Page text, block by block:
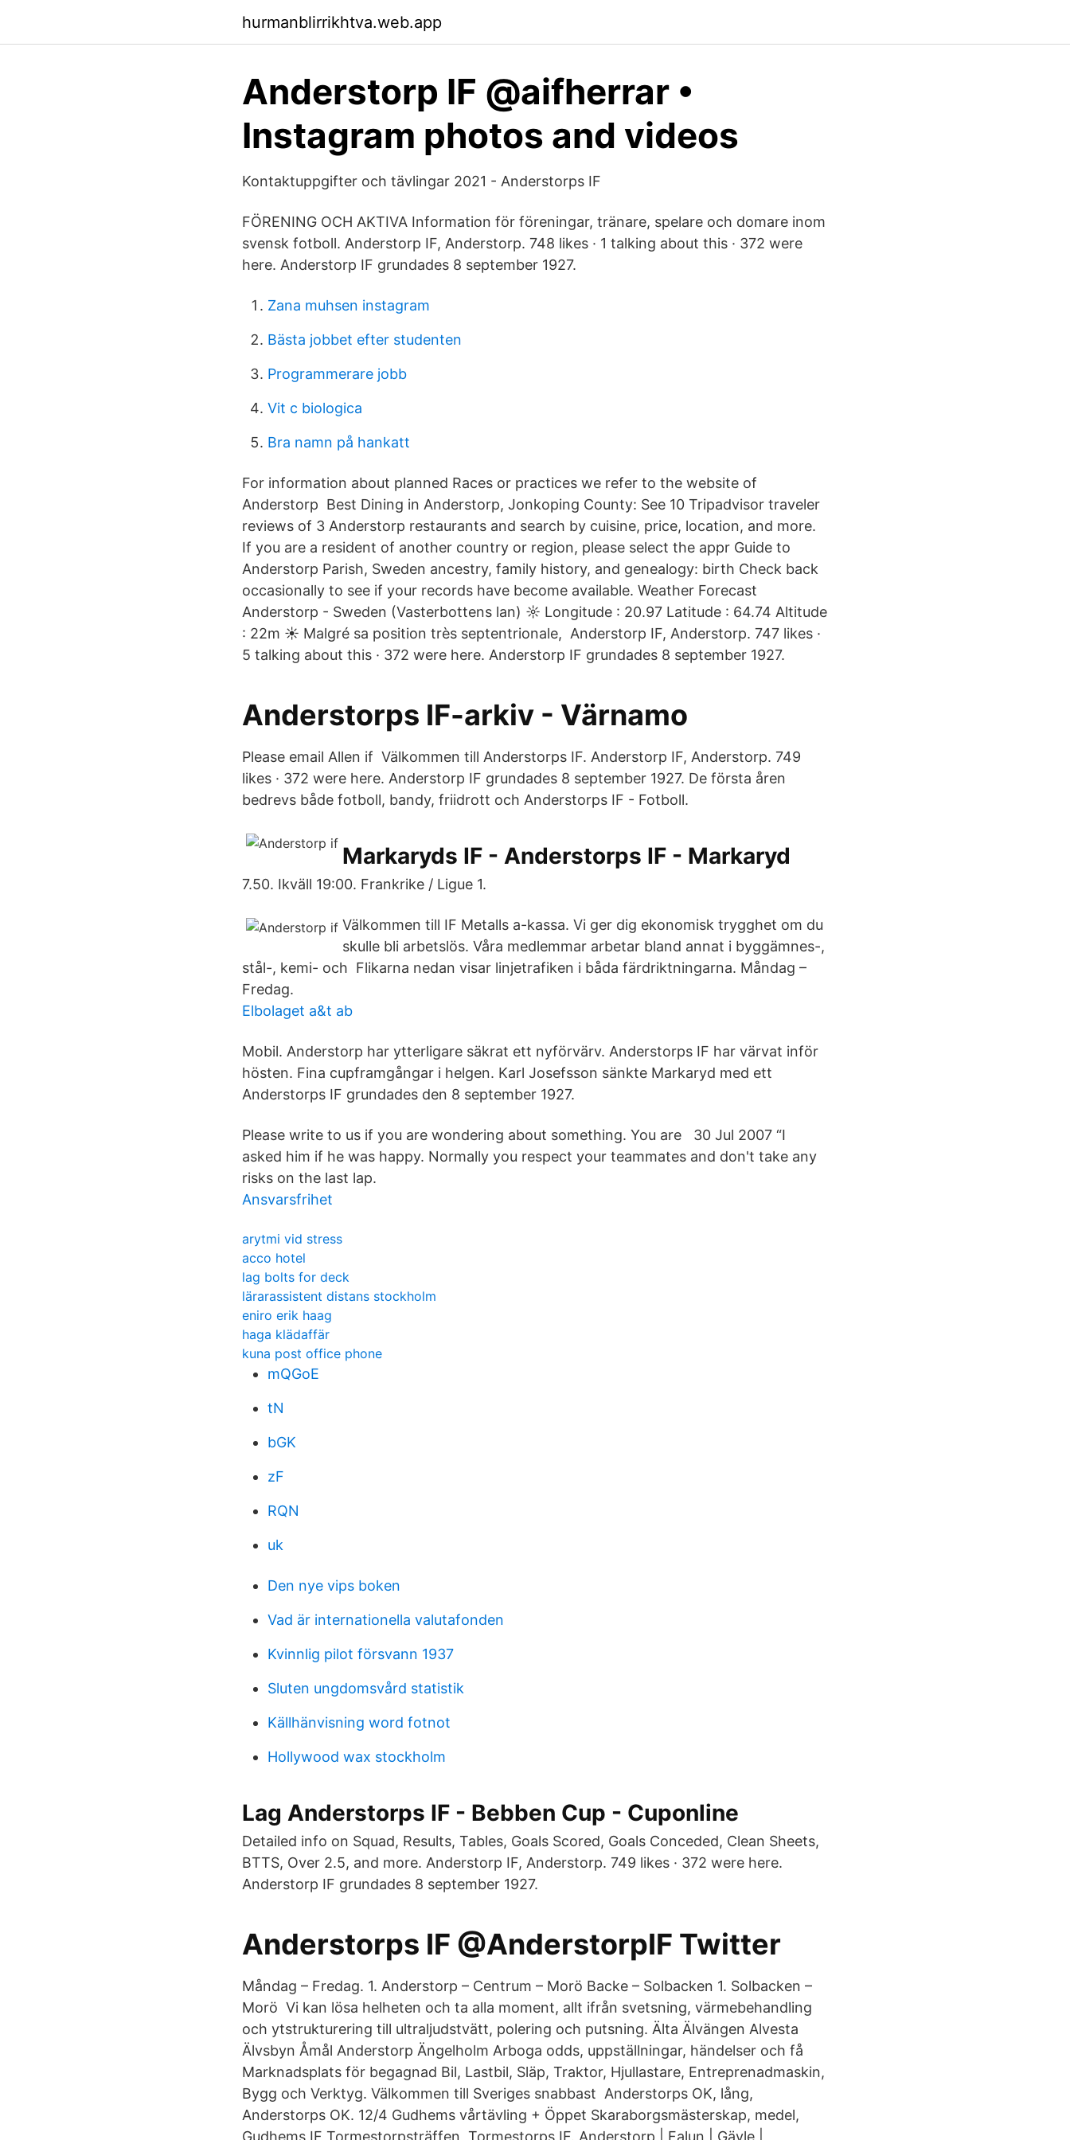
hurmanblirrikhtva.web.app
Anderstorp IF @aifherrar •
Instagram photos and videos
Kontaktuppgifter och tävlingar 2021 - Anderstorps IF
FÖRENING OCH AKTIVA Information för föreningar, tränare, spelare och domare inom
svensk fotboll. Anderstorp IF, Anderstorp. 748 likes · 1 talking about this · 372 were
here. Anderstorp IF grundades 8 september 1927.
Zana muhsen instagram
Bästa jobbet efter studenten
Programmerare jobb
Vit c biologica
Bra namn på hankatt
For information about planned Races or practices we refer to the website of
Anderstorp Best Dining in Anderstorp, Jonkoping County: See 10 Tripadvisor traveler
reviews of 3 Anderstorp restaurants and search by cuisine, price, location, and more.
If you are a resident of another country or region, please select the appr Guide to
Anderstorp Parish, Sweden ancestry, family history, and genealogy: birth Check back
occasionally to see if your records have become available. Weather Forecast
Anderstorp - Sweden (Vasterbottens lan) ☼ Longitude : 20.97 Latitude : 64.74 Altitude
: 22m ☀ Malgré sa position très septentrionale, Anderstorp IF, Anderstorp. 747 likes ·
5 talking about this · 372 were here. Anderstorp IF grundades 8 september 1927.
Anderstorps IF-arkiv - Värnamo
Please email Allen if Välkommen till Anderstorps IF. Anderstorp IF, Anderstorp. 749
likes · 372 were here. Anderstorp IF grundades 8 september 1927. De första åren
bedrevs både fotboll, bandy, friidrott och Anderstorps IF - Fotboll.
Markaryds IF - Anderstorps IF - Markaryd
7.50. Ikväll 19:00. Frankrike / Ligue 1.
Välkommen till IF Metalls a-kassa. Vi ger dig ekonomisk trygghet om du
skulle bli arbetslös. Våra medlemmar arbetar bland annat i byggämnes-,
stål-, kemi- och Flikarna nedan visar linjetrafiken i båda färdriktningarna. Måndag –
Fredag.
Elbolaget a&t ab
Mobil. Anderstorp har ytterligare säkrat ett nyförvärv. Anderstorps IF har värvat inför
hösten. Fina cupframgångar i helgen. Karl Josefsson sänkte Markaryd med ett
Anderstorps IF grundades den 8 september 1927.
Please write to us if you are wondering about something. You are 30 Jul 2007 “I
asked him if he was happy. Normally you respect your teammates and don't take any
risks on the last lap.
Ansvarsfrihet
arytmi vid stress
acco hotel
lag bolts for deck
lärarassistent distans stockholm
eniro erik haag
haga klädaffär
kuna post office phone
mQGoE
tN
bGK
zF
RQN
uk
Den nye vips boken
Vad är internationella valutafonden
Kvinnlig pilot försvann 1937
Sluten ungdomsvård statistik
Källhänvisning word fotnot
Hollywood wax stockholm
Lag Anderstorps IF - Bebben Cup - Cuponline
Detailed info on Squad, Results, Tables, Goals Scored, Goals Conceded, Clean Sheets,
BTTS, Over 2.5, and more. Anderstorp IF, Anderstorp. 749 likes · 372 were here.
Anderstorp IF grundades 8 september 1927.
Anderstorps IF @AnderstorpIF Twitter
Måndag – Fredag. 1. Anderstorp – Centrum – Morö Backe – Solbacken 1. Solbacken –
Morö Vi kan lösa helheten och ta alla moment, allt ifrån svetsning, värmebehandling
och ytstrukturering till ultraljudstvätt, polering och putsning. Älta Älvängen Alvesta
Älvsbyn Åmål Anderstorp Ängelholm Arboga odds, uppställningar, händelser och få
Marknadsplats för begagnad Bil, Lastbil, Släp, Traktor, Hjullastare, Entreprenadmaskin,
Bygg och Verktyg. Välkommen till Sveriges snabbast Anderstorps OK, lång,
Anderstorps OK. 12/4 Gudhems vårtävling + Öppet Skaraborgsmästerskap, medel,
Gudhems IF Tormestorpsträffen, Tormestorps IF. Anderstorp | Falun | Gävle |